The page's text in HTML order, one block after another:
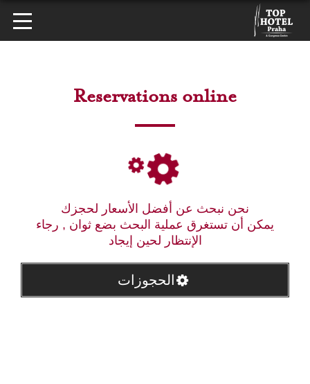
Reservations online
نحن نبحث عن أفضل الأسعار لحجزك
يمكن أن تستغرق عملية البحث بضع ثوان , رجاء
الإنتظار لحين إيجاد
الحجوزات